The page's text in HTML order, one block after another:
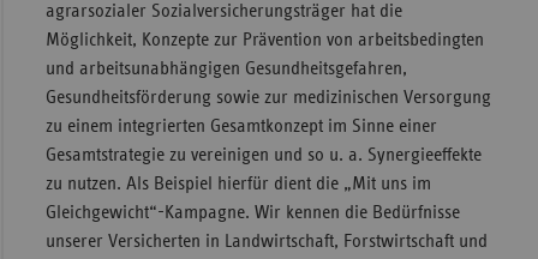
agrarsozialer Sozialversicherungsträger hat die
Möglichkeit, Konzepte zur Prävention von arbeitsbedingten
und arbeitsunabhängigen Gesundheitsgefahren,
Gesundheitsförderung sowie zur medizinischen Versorgung
zu einem integrierten Gesamtkonzept im Sinne einer
Gesamtstrategie zu vereinigen und so u. a. Synergieeffekte
zu nutzen. Als Beispiel hierfür dient die „Mit uns im
Gleichgewicht“-Kampagne. Wir kennen die Bedürfnisse
unserer Versicherten in Landwirtschaft, Forstwirtschaft und